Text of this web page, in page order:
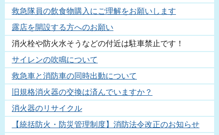
救急隊員の飲食物購入にご理解をお願いします
露店を開設する方へのお願い
消火栓や防火水そうなどの付近は駐車禁止です！
サイレンの吹鳴について
救急車と消防車の同時出動について
旧規格消火器の交換は済んでいますか？
消火器のリサイクル
【統括防火・防災管理制度】消防法令改正のお知らせ